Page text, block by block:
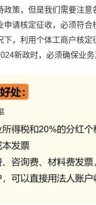
，但是我们需要注意
请核定征收，必须符
，利用个体工商户核
新政时，必须确保业务